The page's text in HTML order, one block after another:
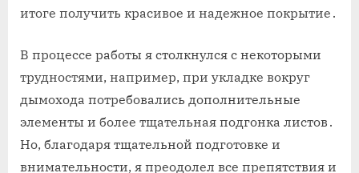
итоге получить красивое и надежное покрытие․
В процессе работы я столкнулся с некоторыми
трудностями, например, при укладке вокруг
дымохода потребовались дополнительные
элементы и более тщательная подгонка листов․
Но, благодаря тщательной подготовке и
внимательности, я преодолел все препятствия и